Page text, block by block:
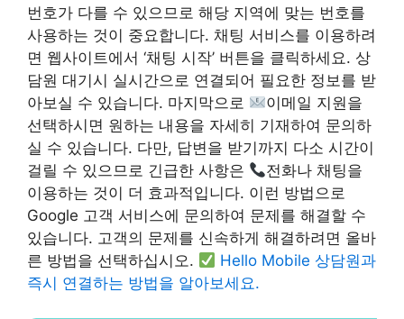
번호가 다를 수 있으므로 해당 지역에 맞는 번호를
사용하는 것이 중요합니다. 채팅 서비스를 이용하려
면 웹사이트에서 ‘채팅 시작’ 버튼을 클릭하세요. 상
담원 대기시 실시간으로 연결되어 필요한 정보를 받
아보실 수 있습니다. 마지막으로
이메일 지원을
선택하시면 원하는 내용을 자세히 기재하여 문의하
실 수 있습니다. 다만, 답변을 받기까지 다소 시간이
걸릴 수 있으므로 긴급한 사항은
전화나 채팅을
이용하는 것이 더 효과적입니다. 이런 방법으로
Google 고객 서비스에 문의하여 문제를 해결할 수
있습니다. 고객의 문제를 신속하게 해결하려면 올바
른 방법을 선택하십시오.
Hello Mobile 상담원과
즉시 연결하는 방법을 알아보세요.